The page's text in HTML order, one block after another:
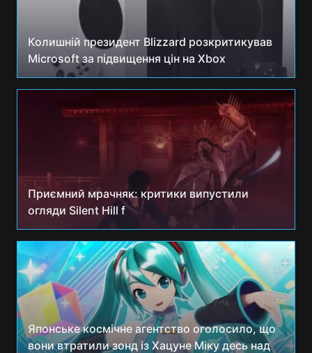
Колишній президент Blizzard розкритикував
Microsoft за підвищення цін на Xbox
Приємний мрачняк: критики випустили
огляди Silent Hill f
Японське космічне агентство оголосило, що
вони втратили зонд із Хацуне Міку десь над